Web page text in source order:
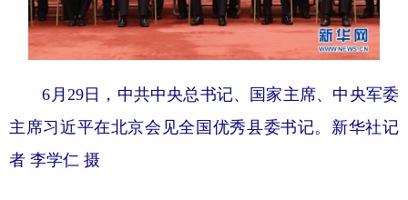
6月29日，中共中央总书记、国家主席、中央军委
主席习近平在北京会见全国优秀县委书记。新华社记
者 李学仁 摄